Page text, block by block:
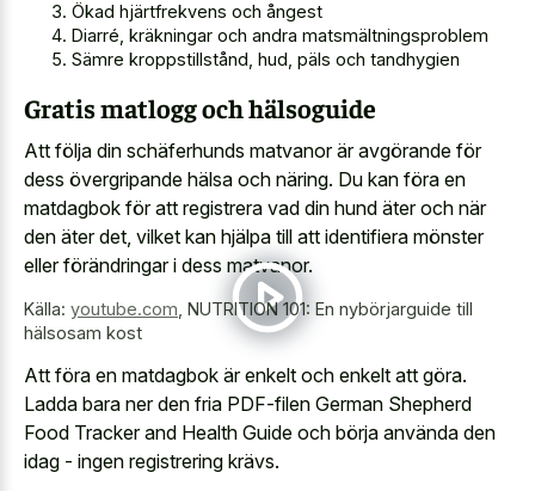
Ökad hjärtfrekvens och ångest
Diarré, kräkningar och andra matsmältningsproblem
Sämre kroppstillstånd, hud, päls och tandhygien
Gratis matlogg och hälsoguide
Att följa din schäferhunds matvanor är avgörande för
dess övergripande hälsa och näring. Du kan föra en
matdagbok för att registrera vad din hund äter och när
den äter det, vilket kan hjälpa till att identifiera mönster
eller förändringar i dess matvanor.
Källa: youtube.com NUTRITION 101: En nybörjarguide till
hälsosam kost
Att föra en matdagbok är enkelt och enkelt att göra.
Ladda bara ner den fria PDF-filen German Shepherd
Food Tracker and Health Guide och börja använda den
idag - ingen registrering krävs.